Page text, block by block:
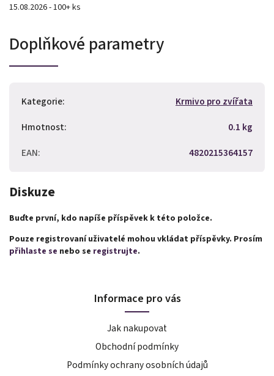
15.08.2026 - 100+ ks
Doplňkové parametry
Kategorie:
Krmivo pro zvířata
Hmotnost:
0.1 kg
EAN: 4820215364157
Diskuze
Buďte první, kdo napíše příspěvek k této položce.
Pouze registrovaní uživatelé mohou vkládat příspěvky. Prosím
přihlaste se nebo se registrujte.
Informace pro vás
Jak nakupovat
Obchodní podmínky
Podmínky ochrany osobních údajů